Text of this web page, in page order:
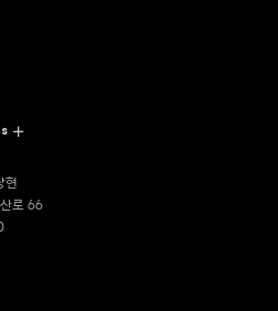
현
로 66